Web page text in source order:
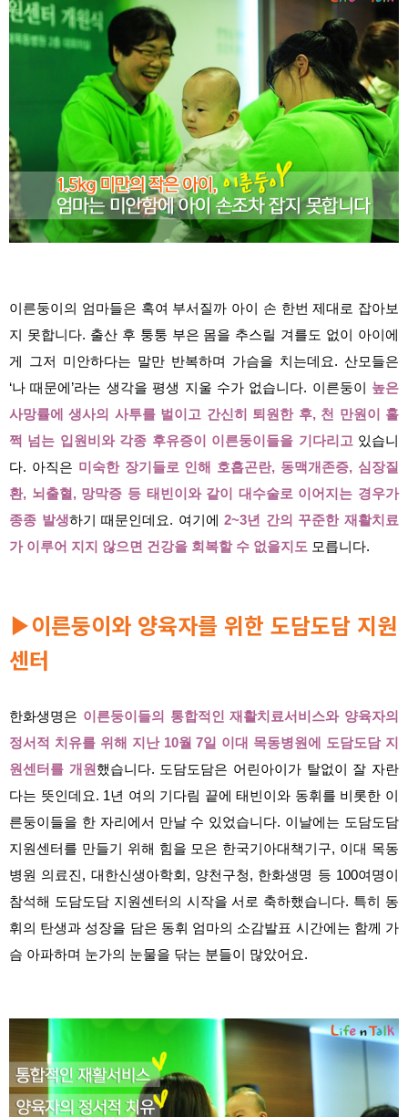
이른둥이의 엄마들은 혹여 부서질까 아이 손 한번 제대로 잡아보
지 못합니다. 출산 후 퉁퉁 부은 몸을 추스릴 겨를도 없이 아이에
게 그저 미안하다는 말만 반복하며 가슴을 치는데요. 산모들은
‘나 때문에’라는 생각을 평생 지울 수가 없습니다. 이른둥이 높은
사망률에 생사의 사투를 벌이고 간신히 퇴원한 후, 천 만원이 훌
쩍 넘는 입원비와 각종 후유증이 이른둥이들을 기다리고 있습니
다. 아직은 미숙한 장기들로 인해 호흡곤란, 동맥개존증, 심장질
환, 뇌출혈, 망막증 등 태빈이와 같이 대수술로 이어지는 경우가
종종 발생하기 때문인데요. 여기에2~3년 간의 꾸준한 재활치료
가 이루어 지지 않으면 건강을 회복할 수 없을지도 모릅니다.
▶이른둥이와 양육자를 위한 도담도담 지원
센터
한화생명은 이른둥이들의 통합적인 재활치료서비스와 양육자의
정서적 치유를 위해 지난 10월 7일 이대 목동병원에 도담도담 지
원센터를 개원 했습니다. 도담도담은 어린아이가 탈없이 잘 자란
다는 뜻인데요. 1년 여의 기다림 끝에 태빈이와 동휘를 비롯한 이
른둥이들을 한 자리에서 만날 수 있었습니다. 이날에는 도담도담
지원센터를 만들기 위해 힘을 모은 한국기아대책기구, 이대 목동
병원 의료진, 대한신생아학회, 양천구청, 한화생명 등 100여명이
참석해 도담도담 지원센터의 시작을 서로 축하했습니다. 특히 동
휘의 탄생과 성장을 담은 동휘 엄마의 소감발표 시간에는 함께 가
슴 아파하며 눈가의 눈물을 닦는 분들이 많았어요.